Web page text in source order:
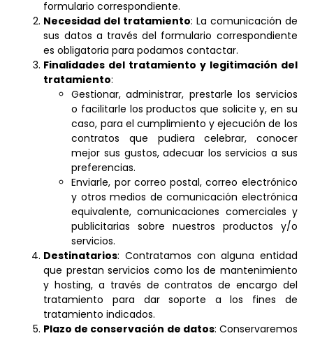
formulario correspondiente.
Necesidad del tratamiento: La comunicación de
sus datos a través del formulario correspondiente
es obligatoria para podamos contactar.
Finalidades del tratamiento y legitimación del
tratamiento:
Gestionar, administrar, prestarle los servicios
o facilitarle los productos que solicite y, en su
caso, para el cumplimiento y ejecución de los
contratos que pudiera celebrar, conocer
mejor sus gustos, adecuar los servicios a sus
preferencias.
Enviarle, por correo postal, correo electrónico
y otros medios de comunicación electrónica
equivalente, comunicaciones comerciales y
publicitarias sobre nuestros productos y/o
servicios.
Destinatarios: Contratamos con alguna entidad
que prestan servicios como los de mantenimiento
y hosting, a través de contratos de encargo del
tratamiento para dar soporte a los fines de
tratamiento indicados.
Plazo de conservación de datos: Conservaremos